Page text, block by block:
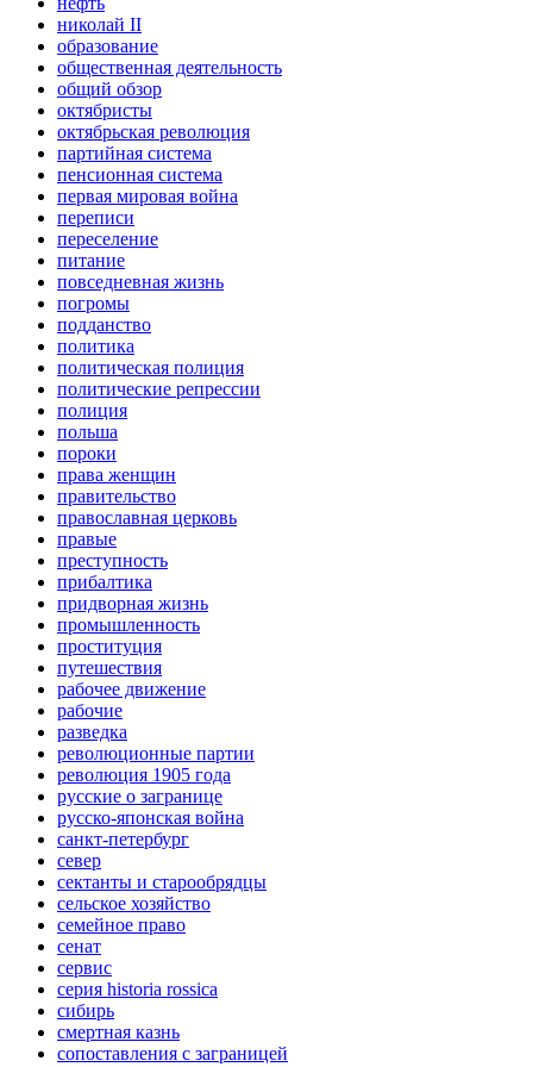
николай II
образование
общественная деятельность
общий обзор
октябристы
октябрьская революция
партийная система
пенсионная система
первая мировая война
переписи
переселение
питание
повседневная жизнь
погромы
подданство
политика
политическая полиция
политические репрессии
полиция
польша
пороки
права женщин
правительство
православная церковь
правые
преступность
прибалтика
придворная жизнь
промышленность
проституция
путешествия
рабочее движение
рабочие
разведка
революционные партии
революция 1905 года
русские о загранице
русско-японская война
санкт-петербург
север
сектанты и старообрядцы
сельское хозяйство
семейное право
сенат
сервис
серия historia rossica
сибирь
смертная казнь
сопоставления с заграницей